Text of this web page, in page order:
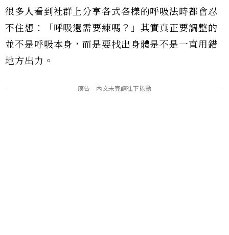
很多人看到社群上分享各式各樣的呼吸法時都會忍
不住想：「呼吸還需要練嗎？」其實真正要調整的
並不是呼吸本身，而是要找出身體是不是一直用錯
地方出力。